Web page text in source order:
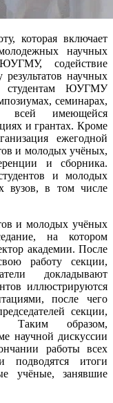
которая включает
научных
содействие
научных
студентам ЮУГМУ
семинарах,
всей имеющейся
и грантах. Кроме
ежегодной
и молодых учёных,
и сборника.
и молодых
вузов, в том числе
и молодых учёных
на котором
академии. После
работу секции,
докладывают
иллюстрируются
после чего
секции,
Таким образом,
научной дискуссии
работы всех
подводятся итоги
учёные, занявшие